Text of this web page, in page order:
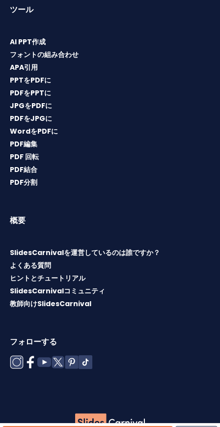
ツール
AI PPT作成
フォントの組み合わせ
APA引用
PPTをPDFに
PDFをPPTに
JPGをPDFに
PDFをJPGに
WordをPDFに
PDF編集
PDF 回転
PDF結合
PDF分割
概要
SlidesCarnivalを運営しているのは誰ですか？
よくある質問
ヒントとチュートリアル
SlidesCarnivalコミュニティ
教師向けSlidesCarnival
フォローする